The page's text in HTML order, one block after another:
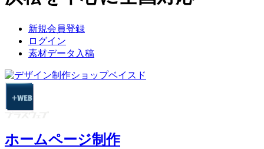
新規会員登録
ログイン
素材データ入稿
ホームページ制作